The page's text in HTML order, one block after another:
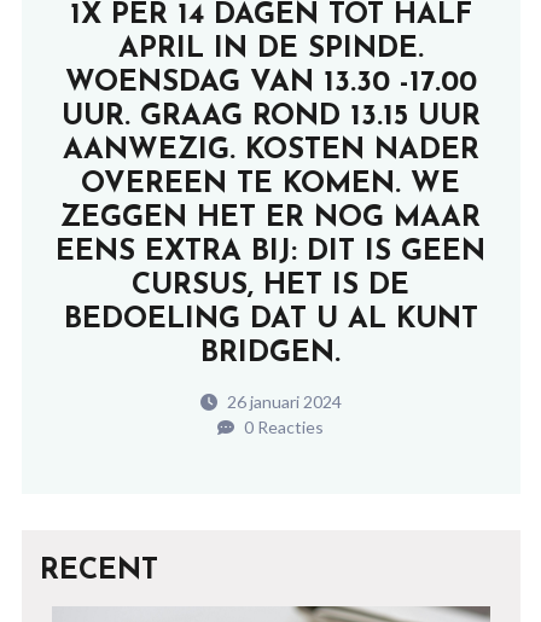
1X PER 14 DAGEN TOT HALF
APRIL IN DE SPINDE.
WOENSDAG VAN 13.30 -17.00
UUR. GRAAG ROND 13.15 UUR
AANWEZIG. KOSTEN NADER
OVEREEN TE KOMEN. WE
ZEGGEN HET ER NOG MAAR
EENS EXTRA BIJ: DIT IS GEEN
CURSUS, HET IS DE
BEDOELING DAT U AL KUNT
BRIDGEN.
26 januari 2024
0 Reacties
RECENT